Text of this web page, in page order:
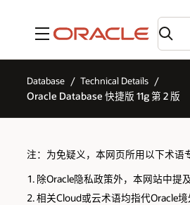
菜单
Database Technical Details
Oracle Database 快捷版 11g 第 2 版
注：为免疑义，本网页所用以下术语
除Oracle隐私政策外，本网站中提
相关Cloud或云术语均指代Oracle